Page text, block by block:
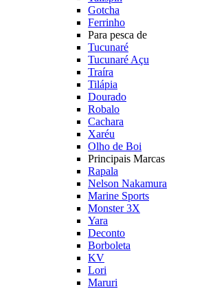
Gotcha
Ferrinho
Para pesca de
Tucunaré
Tucunaré Açu
Traíra
Tilápia
Dourado
Robalo
Cachara
Xaréu
Olho de Boi
Principais Marcas
Rapala
Nelson Nakamura
Marine Sports
Monster 3X
Yara
Deconto
Borboleta
KV
Lori
Maruri